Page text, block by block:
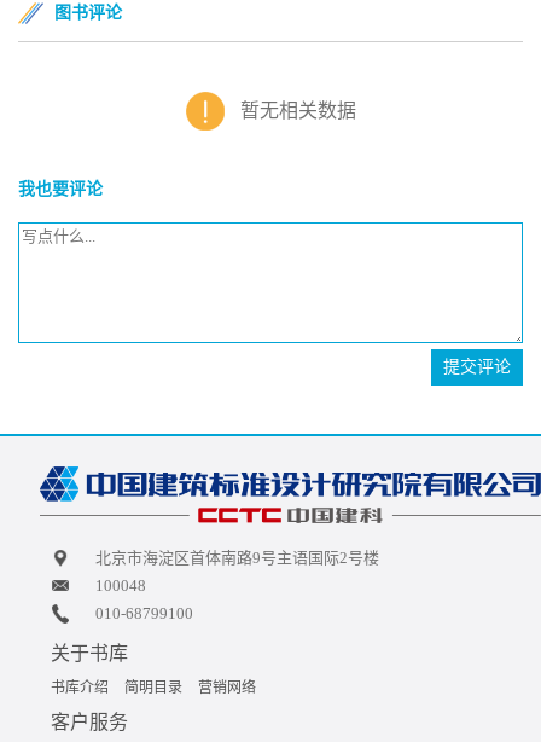
图书评论
暂无相关数据
我也要评论
提交评论
北京市海淀区首体南路9号主语国际2号楼
100048
010-68799100
关于书库
书库介绍 简明目录 营销网络
客户服务